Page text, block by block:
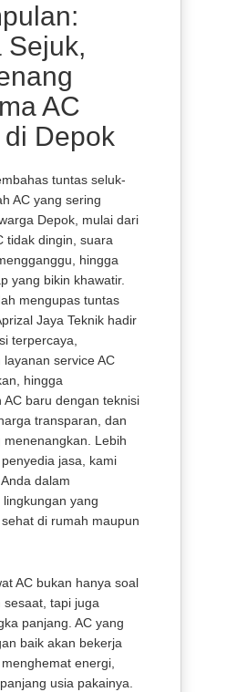
Sejuk,
AC
Depok
tuntas seluk-
AC yang sering
Depok, mulai dari
tidak dingin, suara
hingga
yang bikin khawatir.
mengupas tuntas
Jaya Teknik hadir
terpercaya,
layanan service AC
hingga
AC baru dengan teknisi
transparan, dan
menenangkan. Lebih
jasa, kami
dalam
yang
di rumah maupun
AC bukan hanya soal
sesaat, tapi juga
panjang. AC yang
baik akan bekerja
energi,
usia pakainya.